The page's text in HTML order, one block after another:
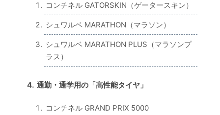
コンチネル GATORSKIN（ゲータースキン）
シュワルベ MARATHON（マラソン）
シュワルベ MARATHON PLUS（マラソンプ
ラス）
通勤・通学用の「高性能タイヤ」
コンチネル GRAND PRIX 5000